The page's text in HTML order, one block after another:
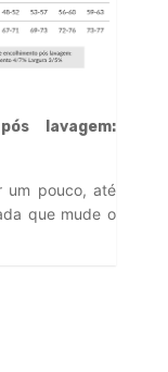
lavagem:
um pouco, até
que mude o